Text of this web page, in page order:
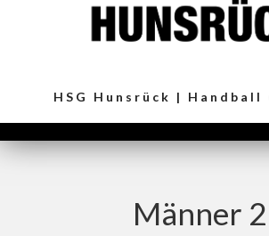
HSG Hunsrück | Handball
Männer 2